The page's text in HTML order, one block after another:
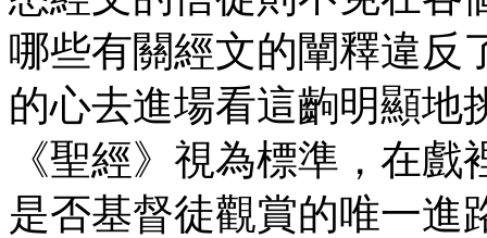
哪些有關經文的闡釋違反
的心去進場看這齣明顯地
《聖經》視為標準，在
是否基督徒觀賞的唯一進